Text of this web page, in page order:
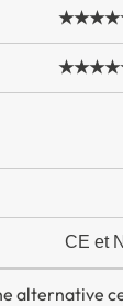
★★★★★
★★★★★
CE et
alternative